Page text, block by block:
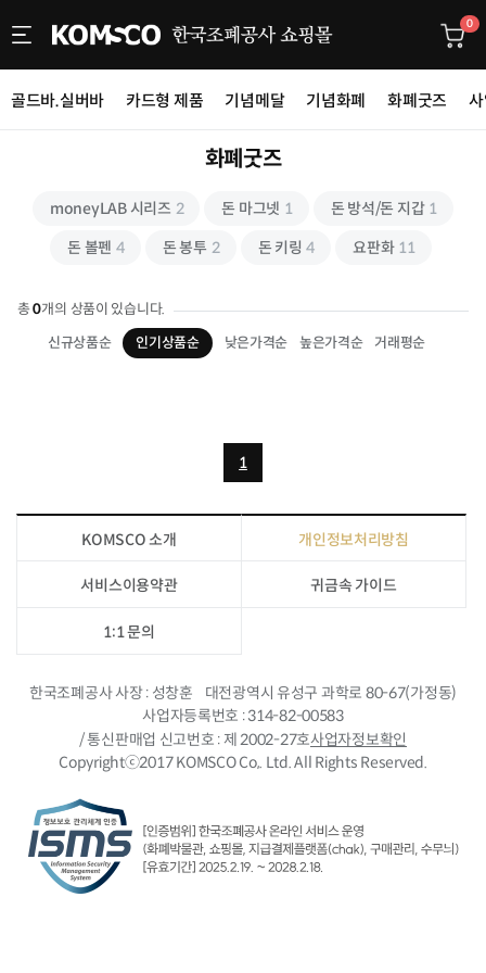
0
골드바.실버바 카드형 제품 기념메달 기념화폐 화폐굿즈
화폐굿즈
moneyLAB 시리즈 2 돈 마그넷 1 돈 방석/돈 지갑 1
돈 볼펜 4 돈 봉투 2 돈 키링 4 요판화 11
총0개의 상품이 있습니다.
신규상품순
인기상품순 낮은가격순 높은가격순 거래평순
1
KOMSCO 소개 개인정보처리방침
서비스이용약관 귀금속 가이드
1:1 문의
한국조폐공사 사장 성창훈
대전광역시 유성구 과학로 80-67(가정동)
사업자등록번호 314-82-00583
/ 통신판매업 신고번호 제 2002-27호사업자정보확인
Copyrightⓒ2017 KOMSCO Co,. Ltd. All Rights Reserved.